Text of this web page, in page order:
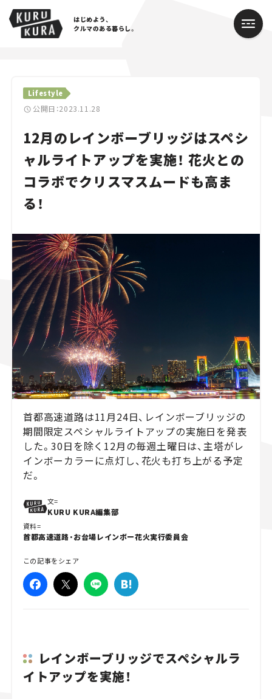
はじめよう、
クルマのある暮らし。
Lifestyle
公開日：2023.11.28
12月のレインボーブリッジはスペシ
ャルライトアップを実施！ 花火との
コラボでクリスマスムードも高ま
る！
首都高速道路は11月24日、レインボーブリッジの
期間限定スペシャルライトアップの実施日を発表
した。30日を除く12月の毎週土曜日は、主塔がレ
インボーカラーに点灯し、花火も打ち上がる予定
だ。
文=
KURU KURA編集部
資料=
首都高速道路・お台場レインボー花火実行委員会
この記事をシェア
レインボーブリッジでスペシャルラ
イトアップを実施！
Cars
Lifestyle
Traffic
Special
Campaign
人気のハッシュタグ
スズキ ジムニー｜Suzuki Jimny
マツダ｜Mazda
マツダ ロードスター｜Mazda Roadster